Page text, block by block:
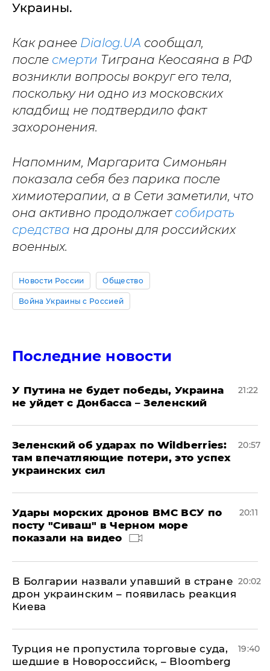
Украины.
Как ранее Dialog.UA сообщал,
после смерти Тиграна Кеосаяна в РФ
возникли вопросы вокруг его тела,
поскольку ни одно из московских
кладбищ не подтвердило факт
захоронения.
Напомним, Маргарита Симоньян
показала себя без парика после
химиотерапии, а в Сети заметили, что
она активно продолжает собирать
средства на дроны для российских
военных.
Новости России Общество
Война Украины с Россией
Последние новости
У Путина не будет победы, Украина
не уйдет с Донбасса – Зеленский
21:22
Зеленский об ударах по Wildberries:
там впечатляющие потери, это успех
украинских сил
20:57
Удары морских дронов ВМС ВСУ по
посту "Сиваш" в Черном море
показали на видео
20:11
В Болгарии назвали упавший в стране
дрон украинским – появилась реакция
Киева
20:02
Турция не пропустила торговые суда,
шедшие в Новороссийск, – Bloomberg
19:40